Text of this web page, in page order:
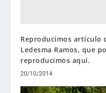
Reproducimos artículo
Ledesma Ramos, que
reproducimos aquí.
20/10/2014